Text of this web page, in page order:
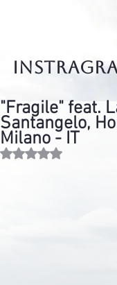
"Fragile" feat.
Santangelo,
Milano - IT
Valutazione